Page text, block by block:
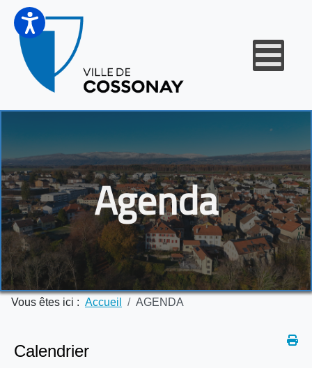
Agenda
Vous êtes ici : Accueil AGENDA
Calendrier